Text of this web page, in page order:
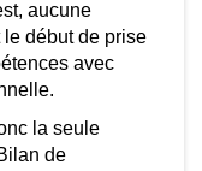
aucune
début de prise
avec
la seule
de
à